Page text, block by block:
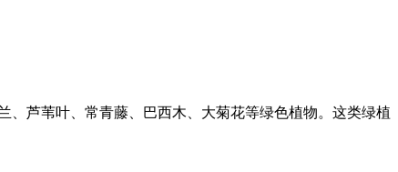
芦苇叶、常青藤、巴西木、大菊花等绿色植物。这类绿植